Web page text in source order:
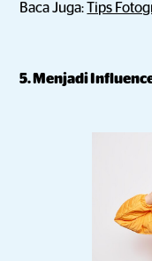
Baca Juga: Tips
5. Menjadi